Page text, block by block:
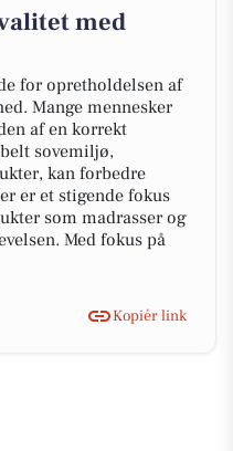
med
for opretholdelsen af
Mange mennesker
af en korrekt
sovemiljø,
kan forbedre
er et stigende fokus
som madrasser og
Med fokus på
Kopiér link